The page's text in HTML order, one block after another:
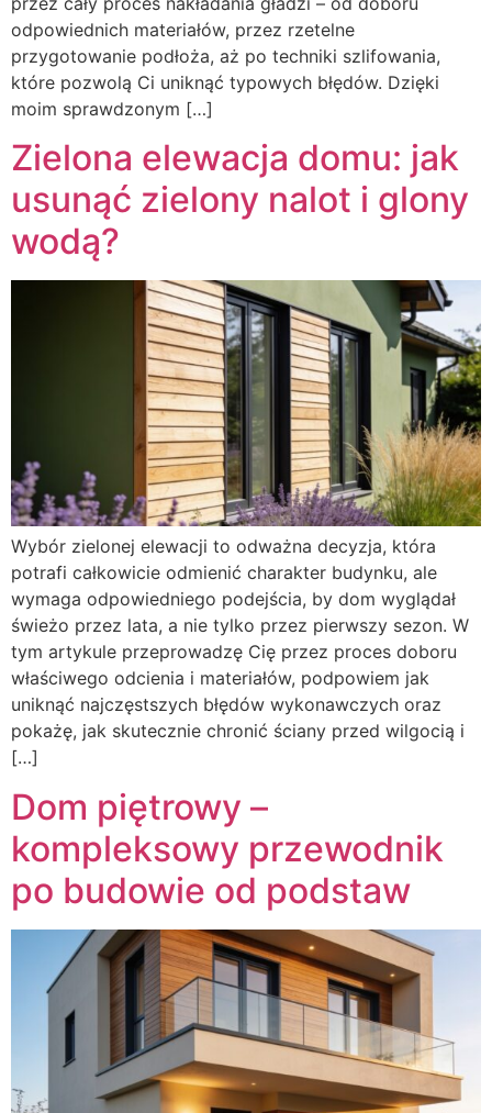
odpowiednich materiałów, przez rzetelne
przygotowanie podłoża, aż po techniki szlifowania,
które pozwolą Ci uniknąć typowych błędów. Dzięki
moim sprawdzonym […]
Zielona elewacja domu: jak
usunąć zielony nalot i glony
wodą?
Wybór zielonej elewacji to odważna decyzja, która
potrafi całkowicie odmienić charakter budynku, ale
wymaga odpowiedniego podejścia, by dom wyglądał
świeżo przez lata, a nie tylko przez pierwszy sezon. W
tym artykule przeprowadzę Cię przez proces doboru
właściwego odcienia i materiałów, podpowiem jak
uniknąć najczęstszych błędów wykonawczych oraz
pokażę, jak skutecznie chronić ściany przed wilgocią i
[…]
Dom piętrowy –
kompleksowy przewodnik
po budowie od podstaw